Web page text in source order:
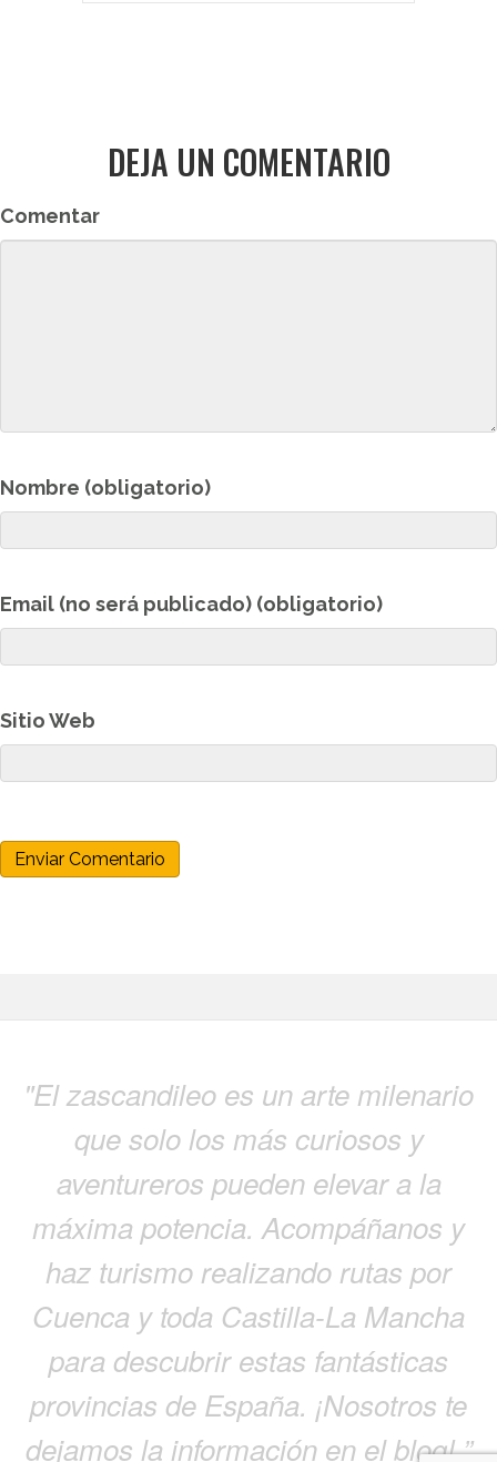
DEJA UN COMENTARIO
Comentar
Nombre (obligatorio)
Email (no será publicado) (obligatorio)
Sitio Web
"El zascandileo es un arte milenario
que solo los más curiosos y
aventureros pueden elevar a la
máxima potencia. Acompáñanos y
haz turismo realizando rutas por
Cuenca y toda Castilla-La Mancha
para descubrir estas fantásticas
provincias de España. ¡Nosotros te
dejamos la información en el blog! ”